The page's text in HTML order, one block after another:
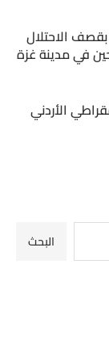
بقصف الاحتلال
في مدينة غزة
الأردني
البحث